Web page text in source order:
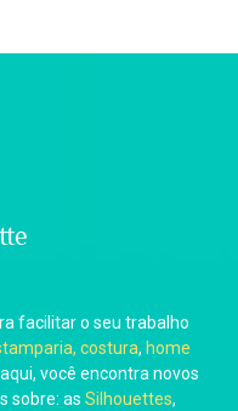
facilitar o seu trabalho
costura, home
você encontra novos
sobre: as Silhouettes,